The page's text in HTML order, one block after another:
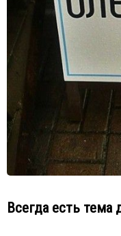
Всегда есть тема